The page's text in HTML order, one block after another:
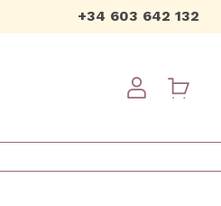
+34 603 642 132
USER